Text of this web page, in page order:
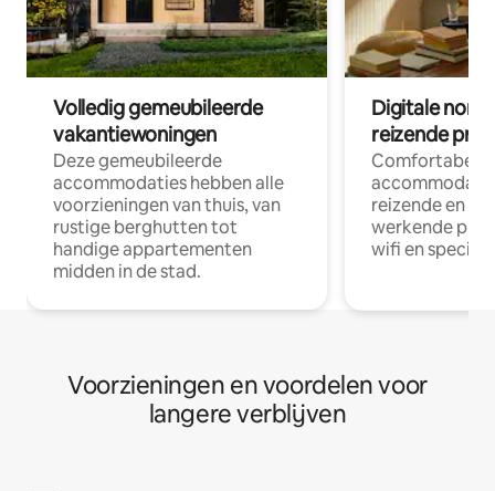
Volledig gemeubileerde
vakantiewoningen
Deze gemeubileerde
accommodaties hebben alle
voorzieningen van thuis, van
rustige berghutten tot
handige appartementen
midden in de stad.
Digitale
reizende
Comfortabele
reizende en
werkende
wifi en
Voorzieningen en voordelen voor
langere verblijven